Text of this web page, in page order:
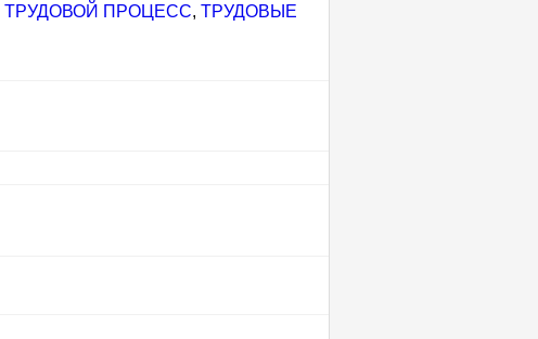
ТРУДОВОЙ ПРОЦЕСС, ТРУДОВЫЕ